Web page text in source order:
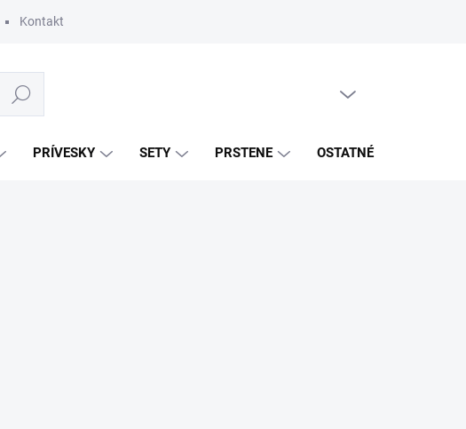
Kontakt
Hľadať
PRÍVESKY SETY PRSTENE OSTATNÉ